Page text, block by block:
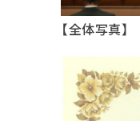
【全体写真】